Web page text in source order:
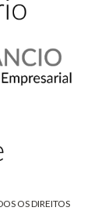
OS DIREITOS